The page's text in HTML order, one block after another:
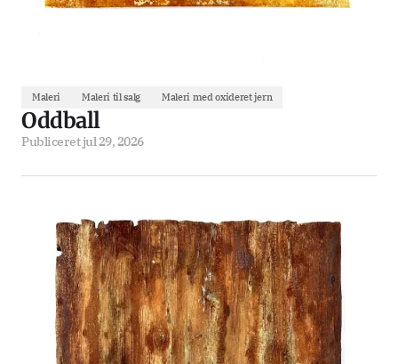
Maleri Maleri til salg Maleri med oxideret jern
Oddball
Publiceretjul 29, 2026